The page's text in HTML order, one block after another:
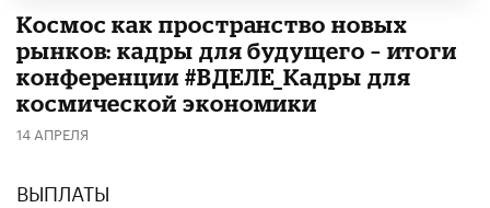
Космос как пространство новых
рынков: кадры для будущего – итоги
конференции #ВДЕЛЕ_Кадры для
космической экономики
14 АПРЕЛЯ
ВЫПЛАТЫ